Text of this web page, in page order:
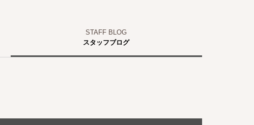
スタッフブログ